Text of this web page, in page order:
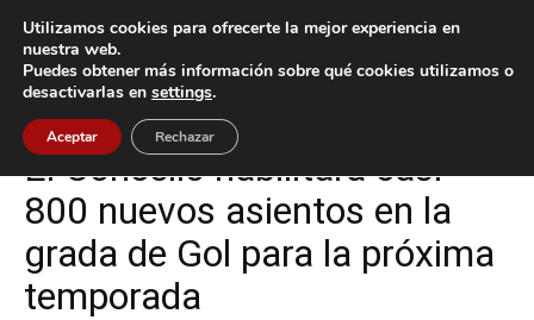
Inicio Vigo
Vigo
El Concello habilitará casi
800 nuevos asientos en la
grada de Gol para la próxima
temporada
Utilizamos cookies para ofrecerte la mejor experiencia en
nuestra web.
Puedes obtener más información sobre qué cookies utilizamos o
desactivarlas en settings.
Aceptar Rechazar